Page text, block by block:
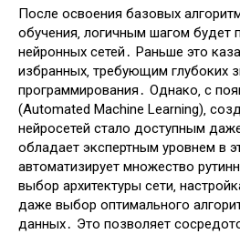
После освоения базовых
обучения‚ логичным шагом будет
нейронных сетей․ Раньше это
избранных‚ требующим глубоких
программирования․ Однако‚ с
(Automated Machine Learning)‚
нейросетей стало доступным
обладает экспертным уровнем в
автоматизирует множество
выбор архитектуры сети‚
даже выбор оптимального
данных․ Это позволяет